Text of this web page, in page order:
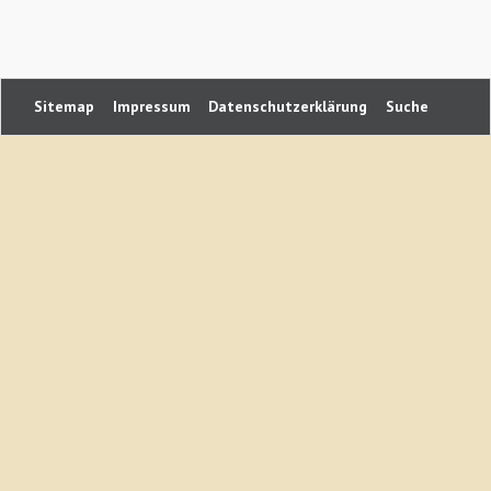
Navigation
Sitemap Impressum Datenschutzerklärung Suche